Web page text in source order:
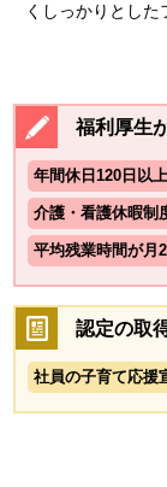
くしっかりとした
福利厚生
年間休日120日以上
介護・看護休暇制
平均残業時間が月
認定の取
社員の子育て応援